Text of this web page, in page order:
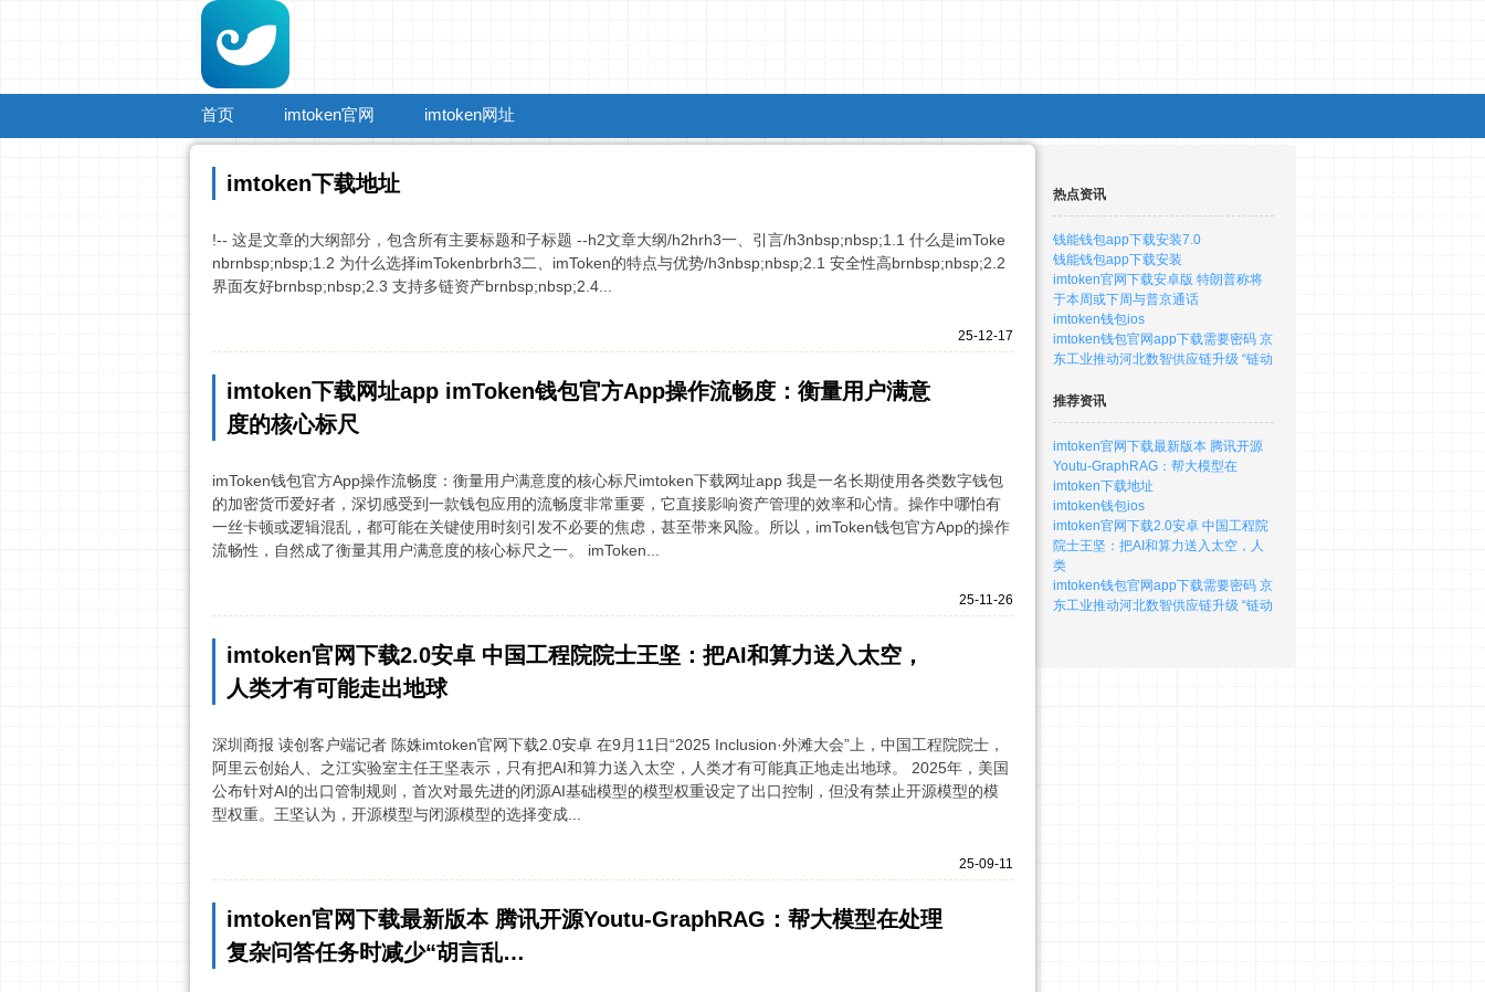
首页 imtoken官网 imtoken网址
imtoken下载地址
!-- 这是文章的大纲部分，包含所有主要标题和子标题 --h2文章大纲/h2hrh3一、引言/h3nbsp;nbsp;1.1 什么是imToke
nbrnbsp;nbsp;1.2 为什么选择imTokenbrbrh3二、imToken的特点与优势/h3nbsp;nbsp;2.1 安全性高brnbsp;nbsp;2.2
界面友好brnbsp;nbsp;2.3 支持多链资产brnbsp;nbsp;2.4...
25-12-17
imtoken下载网址app imToken钱包官方App操作流畅度：衡量用户满意
度的核心标尺
imToken钱包官方App操作流畅度：衡量用户满意度的核心标尺imtoken下载网址app 我是一名长期使用各类数字钱包
的加密货币爱好者，深切感受到一款钱包应用的流畅度非常重要，它直接影响资产管理的效率和心情。操作中哪怕有
一丝卡顿或逻辑混乱，都可能在关键使用时刻引发不必要的焦虑，甚至带来风险。所以，imToken钱包官方App的操作
流畅性，自然成了衡量其用户满意度的核心标尺之一。 imToken...
25-11-26
imtoken官网下载2.0安卓 中国工程院院士王坚：把AI和算力送入太空，
人类才有可能走出地球
深圳商报 读创客户端记者 陈姝imtoken官网下载2.0安卓 在9月11日“2025 Inclusion·外滩大会”上，中国工程院院士，
阿里云创始人、之江实验室主任王坚表示，只有把AI和算力送入太空，人类才有可能真正地走出地球。 2025年，美国
公布针对AI的出口管制规则，首次对最先进的闭源AI基础模型的模型权重设定了出口控制，但没有禁止开源模型的模
型权重。王坚认为，开源模型与闭源模型的选择变成...
25-09-11
imtoken官网下载最新版本 腾讯开源Youtu-GraphRAG：帮大模型在处理
复杂问答任务时减少“胡言乱…
热点资讯
钱能钱包app下载安装7.0
钱能钱包app下载安装
imtoken官网下载安卓版 特朗普称将
于本周或下周与普京通话
imtoken钱包ios
imtoken钱包官网app下载需要密码 京
东工业推动河北数智供应链升级 “链动
推荐资讯
imtoken官网下载最新版本 腾讯开源
Youtu-GraphRAG：帮大模型在
imtoken下载地址
imtoken钱包ios
imtoken官网下载2.0安卓 中国工程院
院士王坚：把AI和算力送入太空，人
类
imtoken钱包官网app下载需要密码 京
东工业推动河北数智供应链升级 “链动